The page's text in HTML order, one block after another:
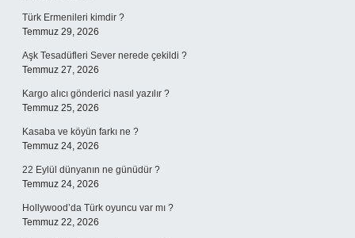
Türk Ermenileri kimdir ?
Temmuz 29, 2026
Aşk Tesadüfleri Sever nerede çekildi ?
Temmuz 27, 2026
Kargo alıcı gönderici nasıl yazılır ?
Temmuz 25, 2026
Kasaba ve köyün farkı ne ?
Temmuz 24, 2026
22 Eylül dünyanın ne günüdür ?
Temmuz 24, 2026
Hollywood’da Türk oyuncu var mı ?
Temmuz 22, 2026